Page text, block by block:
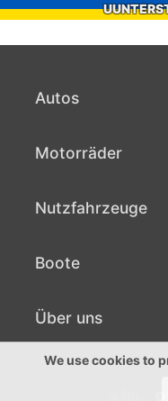
Autos
Motorräder
Nutzfahrzeuge
Boote
Bootsverkauf
Über uns
Über uns
We use cookies to